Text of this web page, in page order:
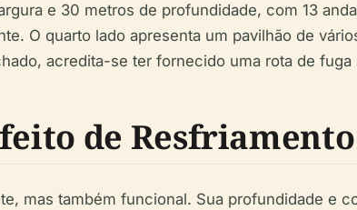
e 30 metros de profundidade, com 13
O quarto lado apresenta um pavilhão de
acredita-se ter fornecido uma rota de fuga
de Resfriamento
mas também funcional. Sua profundidade e